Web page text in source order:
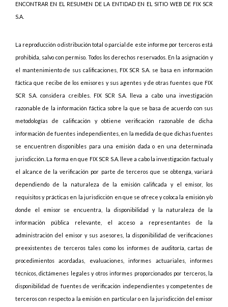
ENCONTRAR EN EL RESUMEN DE LA ENTIDAD EN EL SITIO WEB DE FIX SCR
S.A.
La reproducción o distribución total o parcial de este informe por terceros está
prohibida, salvo con permiso. Todos los derechos reservados. En la asignación y
el mantenimiento de sus calificaciones, FIX SCR S.A. se basa en información
fáctica que recibe de los emisores y sus agentes y de otras fuentes que FIX
SCR S.A. considera creíbles. FIX SCR S.A. lleva a cabo una investigación
razonable de la información fáctica sobre la que se basa de acuerdo con sus
metodologías de calificación y obtiene verificación razonable de dicha
información de fuentes independientes, en la medida de que dichas fuentes
se encuentren disponibles para una emisión dada o en una determinada
jurisdicción. La forma en que FIX SCR S.A. lleve a cabo la investigación factual y
el alcance de la verificación por parte de terceros que se obtenga, variará
dependiendo de la naturaleza de la emisión calificada y el emisor, los
requisitos y prácticas en la jurisdicción en que se ofrece y coloca la emisión y/o
donde el emisor se encuentra, la disponibilidad y la naturaleza de la
información pública relevante, el acceso a representantes de la
administración del emisor y sus asesores, la disponibilidad de verificaciones
preexistentes de terceros tales como los informes de auditoría, cartas de
procedimientos acordadas, evaluaciones, informes actuariales, informes
técnicos, dictámenes legales y otros informes proporcionados por terceros, la
disponibilidad de fuentes de verificación independientes y competentes de
terceros con respecto a la emisión en particular o en la jurisdicción del emisor